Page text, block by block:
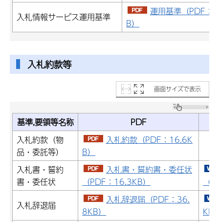
入札情報サービス運用基準
運用基準（PDF：
B）
入札約款等
画面サイズで表示
基準,要領等名称
PDF
入札約款（物
品・委託等）
入札約款（PDF：16.6K
B）
入札書・誓約
書・委任状
入札書・誓約書・委任状
（PDF：16.3KB）
（
入札辞退届
入札辞退届（PDF：36.
8KB）
KB